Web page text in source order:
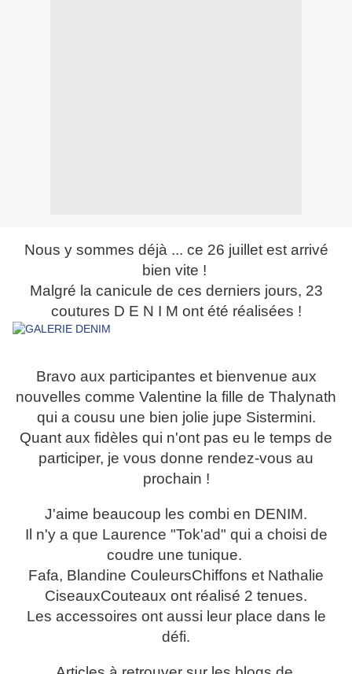
Nous y sommes déjà ... ce 26 juillet est arrivé
bien vite !
Malgré la canicule de ces derniers jours, 23
coutures D E N I M ont été réalisées !
Bravo aux participantes et bienvenue aux
nouvelles comme Valentine la fille de Thalynath
qui a cousu une bien jolie jupe Sistermini.
Quant aux fidèles qui n'ont pas eu le temps de
participer, je vous donne rendez-vous au
prochain !
J'aime beaucoup les combi en DENIM.
Il n'y a que Laurence "Tok'ad" qui a choisi de
coudre une tunique.
Fafa, Blandine CouleursChiffons et Nathalie
CiseauxCouteaux ont réalisé 2 tenues.
Les accessoires ont aussi leur place dans le
défi.